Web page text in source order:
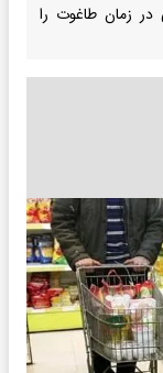
در زمان طاغوت را